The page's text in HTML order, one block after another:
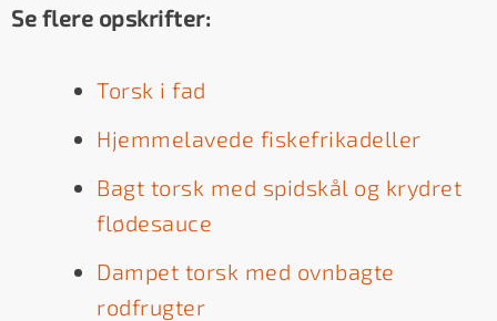
Se flere opskrifter:
Torsk i fad
Hjemmelavede fiskefrikadeller
Bagt torsk med spidskål og krydret
flødesauce
Dampet torsk med ovnbagte
rodfrugter